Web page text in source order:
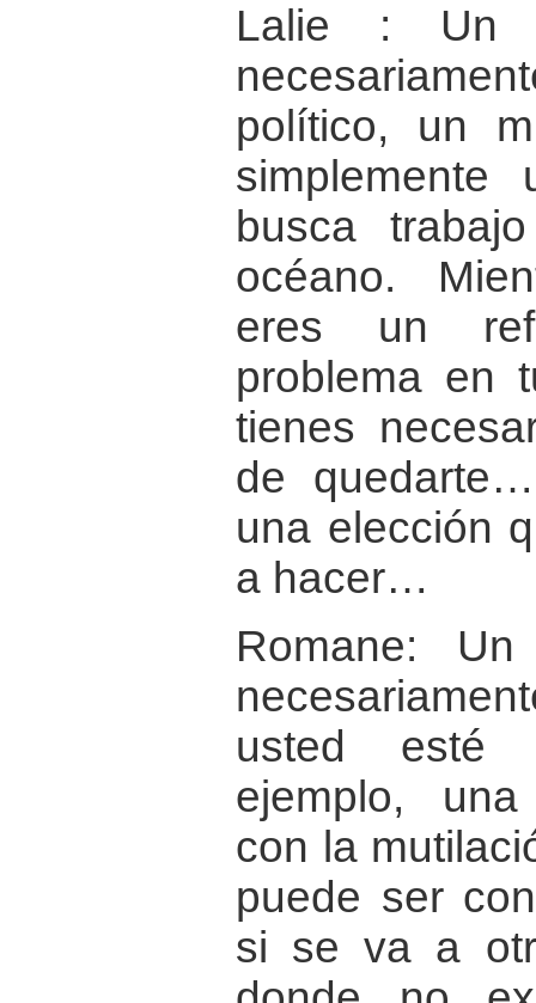
Lalie : Un
político, un
simplemente
busca
océano.
eres un
problema en
tienes
de
una elección
a hacer…
Romane:
usted esté
ejemplo,
con la
puede ser
si se va a